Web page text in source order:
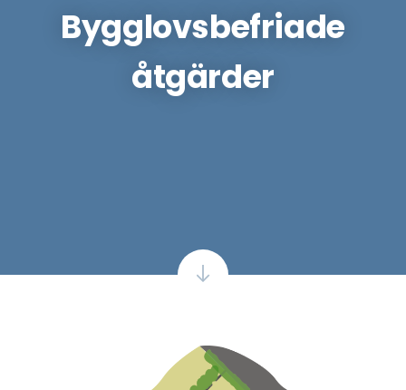
Bygglovsbefriade
åtgärder